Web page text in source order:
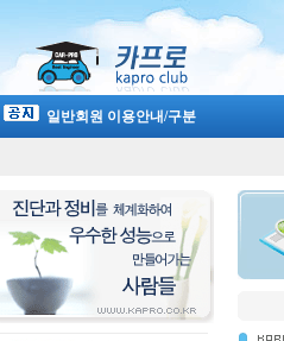
일반회원 이용안내/구분